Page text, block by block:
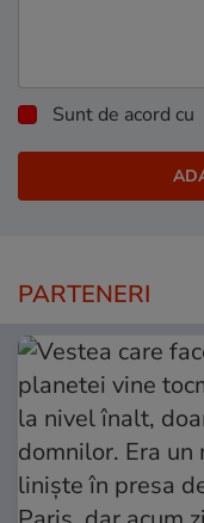
Sunt de acord cu
PARTENERI